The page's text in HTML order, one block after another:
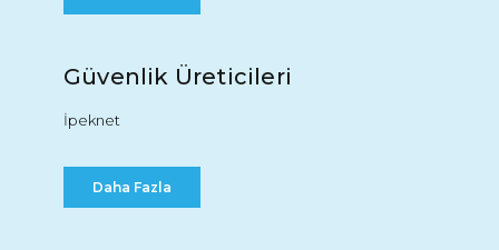
Güvenlik Üreticileri
İpeknet
Daha Fazla